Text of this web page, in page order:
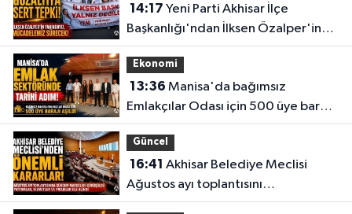
14:17
Başkanlığı'ndan İlksen Özalper'in
gözaltına alınmasına tepki
Ekonomi
13:36
Emlakçılar Odası için 500 üye barajı
aşıldı
Güncel
16:41
Ağustos ayı toplantısını
gerçekleştirdi